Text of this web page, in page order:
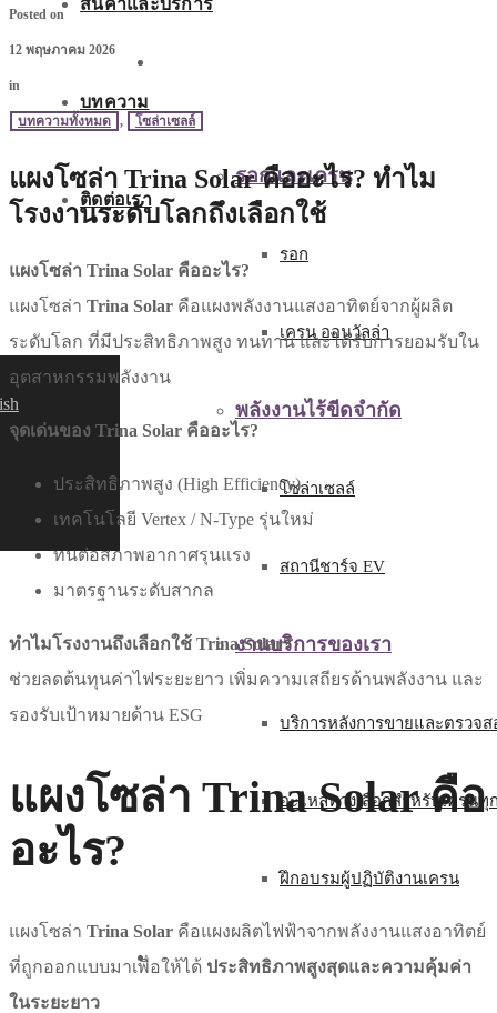
สินค้าและบริการ
บทความ
ติดต่อเรา
รอกและเครน
รอก
เครน ออนวัลล่า
พลังงานไร้ขีดจำกัด
โซล่าเซลล์
สถานีชาร์จ EV
งานบริการของเรา
บริการหลังการขายและตรวจ
อะไหล่ทางเลือกสำหรับเครน
ฝึกอบรมผู้ปฏิบัติงานเครน
บทความ
Posted on
12 พฤษภาคม 2026
in
บทความทั้งหมด , โซล่าเซลล์
แผงโซล่า Trina Solar คืออะไร? ทำไม
โรงงานระดับโลกถึงเลือกใช้
แผงโซล่า Trina Solar คืออะไร?
แผงโซล่า Trina Solar คือแผงพลังงานแสงอาทิตย์จากผู้ผลิต
ระดับโลก ที่มีประสิทธิภาพสูง ทนทาน และได้รับการยอมรับใน
อุตสาหกรรมพลังงาน
จุดเด่นของ Trina Solar คืออะไร?
ประสิทธิภาพสูง (High Efficiency)
เทคโนโลยี Vertex / N-Type รุ่นใหม่
ทนต่อสภาพอากาศรุนแรง
มาตรฐานระดับสากล
ทำไมโรงงานถึงเลือกใช้ Trina Solar?
ช่วยลดต้นทุนค่าไฟระยะยาว เพิ่มความเสถียรด้านพลังงาน และ
รองรับเป้าหมายด้าน ESG
แผงโซล่า Trina Solar คือ
อะไร?
แผงโซล่า Trina Solar คือแผงผลิตไฟฟ้าจากพลังงานแสงอาทิตย์
ที่ถูกออกแบบมาเพื่อให้ได้ ประสิทธิภาพสูงสุดและความคุ้มค่า
ในระยะยาว